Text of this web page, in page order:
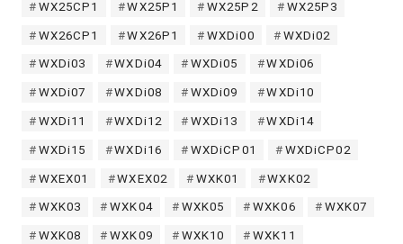
WX25CP1 WX25P1 WX25P2 WX25P3
WX26CP1 WX26P1 WXDi00 WXDi02
WXDi03 WXDi04 WXDi05 WXDi06
WXDi07 WXDi08 WXDi09 WXDi10
WXDi11 WXDi12 WXDi13 WXDi14
WXDi15 WXDi16 WXDiCP01 WXDiCP02
WXEX01 WXEX02 WXK01 WXK02
WXK03 WXK04 WXK05 WXK06 WXK07
WXK08 WXK09 WXK10 WXK11